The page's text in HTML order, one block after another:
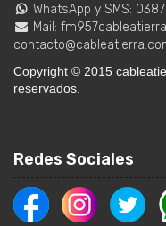
WhatsApp y SMS:
Mail:
Copyright © 2015
reservados.
Redes Sociales